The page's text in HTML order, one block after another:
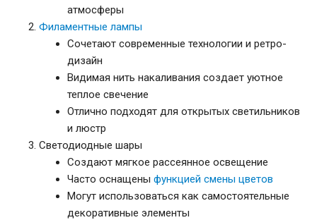
атмосферы
Филаментные лампы
Сочетают современные технологии и ретро-
дизайн
Видимая нить накаливания создает уютное
теплое свечение
Отлично подходят для открытых светильников
и люстр
Светодиодные шары
Создают мягкое рассеянное освещение
Часто оснащены функцией смены цветов
Могут использоваться как самостоятельные
декоративные элементы